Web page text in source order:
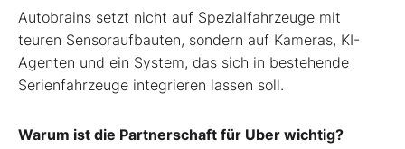
Autobrains setzt nicht auf Spezialfahrzeuge mit
teuren Sensoraufbauten, sondern auf Kameras, KI-
Agenten und ein System, das sich in bestehende
Serienfahrzeuge integrieren lassen soll.
Warum ist die Partnerschaft für Uber wichtig?